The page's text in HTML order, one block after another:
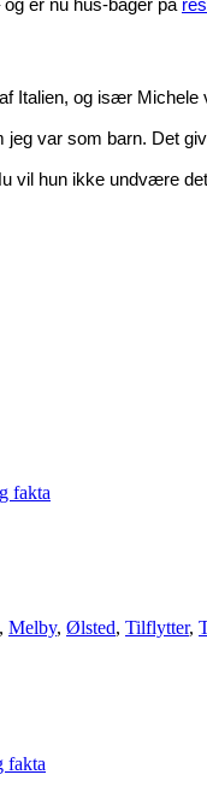
er nu hus-bager på
Italien, og især
var som barn. Det
hun ikke undvære
fakta
, Melby, Ølsted, Tilflytter,
fakta